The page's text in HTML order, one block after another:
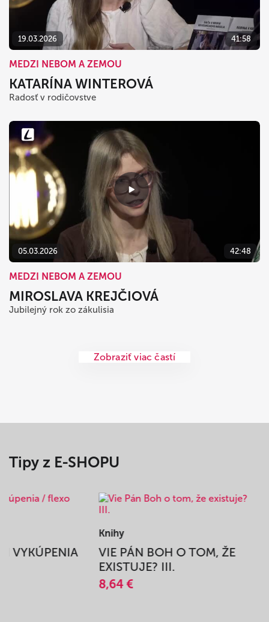
19.03.2026 41:58
MEDZI NEBOM A ZEMOU
KATARÍNA WINTEROVÁ
Radosť v rodičovstve
05.03.2026 42:48
MEDZI NEBOM A ZEMOU
MIROSLAVA KREJČIOVÁ
Jubilejný rok zo zákulisia
Zobraziť viac častí
Tipy z E-SHOPU
VYKÚPENIA
Knihy
VIE PÁN BOH O TOM, ŽE
EXISTUJE? III.
8,64 €